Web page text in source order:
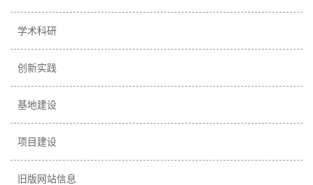
学术科研
创新实践
基地建设
项目建设
旧版网站信息